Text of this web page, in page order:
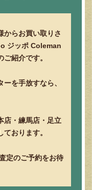
からお買い取りさ
ジッポ Coleman
紹介です。
を手放すなら、
店・練馬店・足立
おります。
定のご予約をお待